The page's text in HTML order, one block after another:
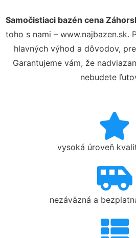
Samočistiaci bazén cena
toho s nami – www.najbazen.sk.
hlavných výhod a dôvodov,
Garantujeme vám, že
nebudete
vysoká úroveň
nezáväzná a